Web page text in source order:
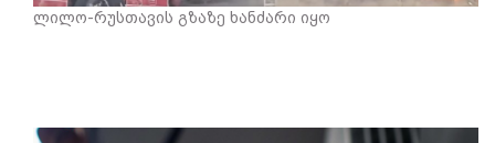
ლილო-რუსთავის გზაზე ხანძარი იყო